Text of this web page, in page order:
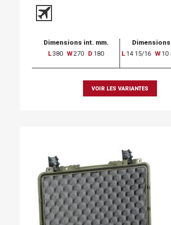
Dimensions int. mm.
L380 W270 D 180
L 14 15/16 W 10
VOIR LES VARIANTES